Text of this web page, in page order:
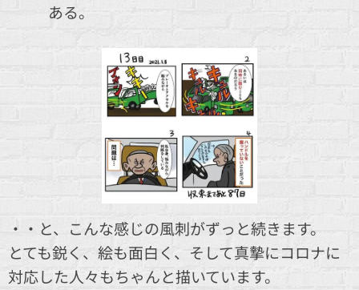
ある。
・・と、こんな感じの風刺がずっと続きます。
とても鋭く、絵も面白く、そして真摯にコロナに
対応した人々もちゃんと描いています。